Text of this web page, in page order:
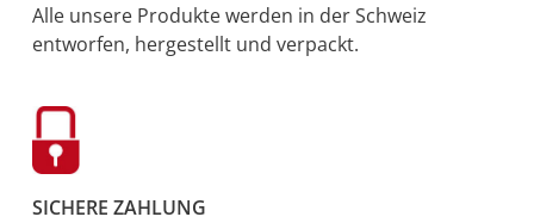
Alle unsere Produkte werden in der Schweiz
entworfen, hergestellt und verpackt.
SICHERE ZAHLUNG